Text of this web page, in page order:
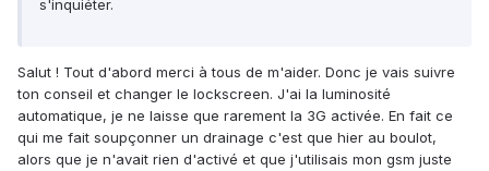
s'inquiéter.
Salut ! Tout d'abord merci à tous de m'aider. Donc je vais suivre
ton conseil et changer le lockscreen. J'ai la luminosité
automatique, je ne laisse que rarement la 3G activée. En fait ce
qui me fait soupçonner un drainage c'est que hier au boulot,
alors que je n'avait rien d'activé et que j'utilisais mon gsm juste